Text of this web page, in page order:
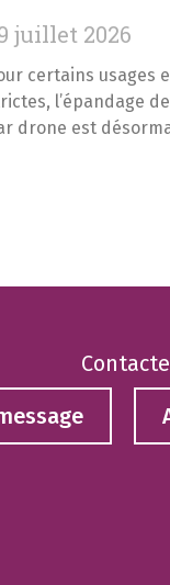
juillet 2026
certains usages
l’épandage
drone est